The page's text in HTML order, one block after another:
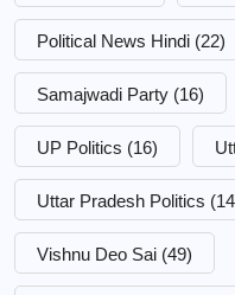
Political News Hindi (22)
Samajwadi Party (16)
UP Politics (16)
Uttar Pradesh Politics
Vishnu Deo Sai (49)